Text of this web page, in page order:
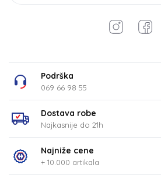
Podrška
069 66 98 55
Dostava robe
Najkasnije do 21h
Najniže cene
+ 10.000 artikala